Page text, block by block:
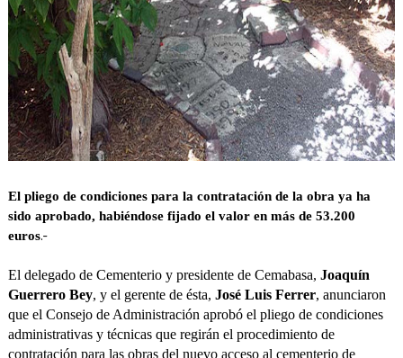
El pliego de condiciones para la contratación de la obra ya ha
sido aprobado, habiéndose fijado el valor en más de 53.200
euros.-
El delegado de Cementerio y presidente de Cemabasa, Joaquín
Guerrero Bey, y el gerente de ésta, José Luis Ferrer, anunciaron
que el Consejo de Administración aprobó el pliego de condiciones
administrativas y técnicas que regirán el procedimiento de
contratación para las obras del nuevo acceso al cementerio de